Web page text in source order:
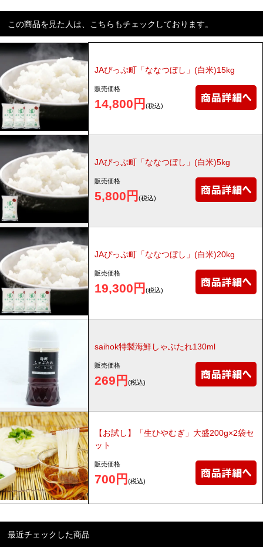
この商品を見た人は、こちらもチェックしております。
JAぴっぷ町「ななつぼし」(白米)15kg
販売価格
14,800円 (税込)
JAぴっぷ町「ななつぼし」(白米)5kg
販売価格
5,800円 (税込)
JAぴっぷ町「ななつぼし」(白米)20kg
販売価格
19,300円 (税込)
saihok特製海鮮しゃぶたれ130ml
販売価格
269円 (税込)
【お試し】「生ひやむぎ」大盛200g×2袋セ
ット
販売価格
700円 (税込)
最近チェックした商品